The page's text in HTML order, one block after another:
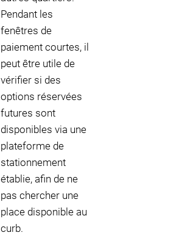
Pendant les
fenêtres de
paiement courtes, il
peut être utile de
vérifier si des
options réservées
futures sont
disponibles via une
plateforme de
stationnement
établie, afin de ne
pas chercher une
place disponible au
curb.